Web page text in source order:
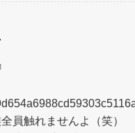
員触れませんよ（笑）